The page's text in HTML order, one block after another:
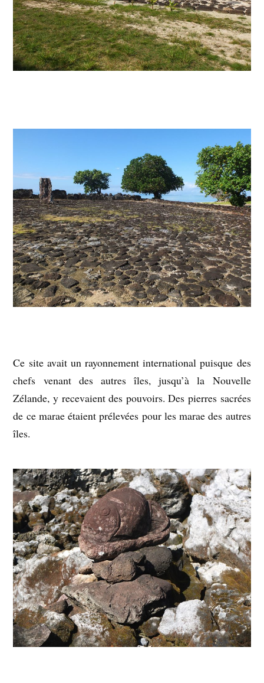
Ce site avait un rayonnement international puisque des
chefs venant des autres îles, jusqu’à la Nouvelle
Zélande, y recevaient des pouvoirs. Des pierres sacrées
de ce marae étaient prélevées pour les marae des autres
îles.